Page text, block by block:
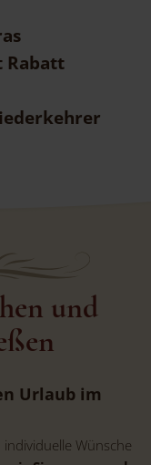
Rabatt
und
Urlaub im
Wünsche